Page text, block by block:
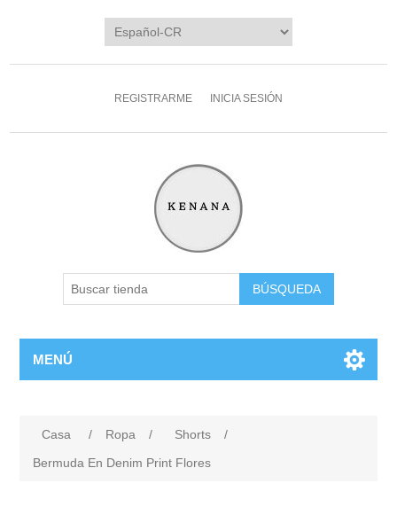
REGISTRARME INICIA SESIÓN
MENÚ
Casa / Ropa / Shorts
/
Bermuda En Denim Print Flores